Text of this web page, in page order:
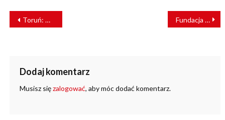
NAWIGACJA
WPISU
Toruń: Ciężarówka zerwała sieć trakcyjną. Utrudnienia także w piątek Fundacja Grupy PKP ratuje zabytki kolejnictwa
Dodaj komentarz
Musisz sięzalogować, aby móc dodać komentarz.